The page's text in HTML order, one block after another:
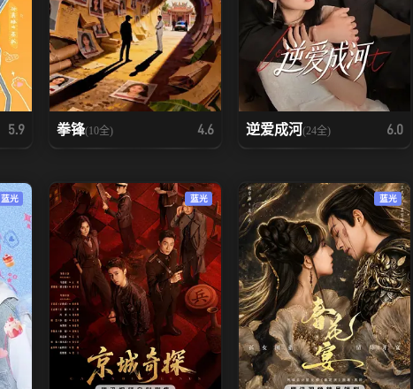
5.9 拳锋(10全) 4.6 逆爱成河(24全) 6.0
蓝光 蓝光 蓝光